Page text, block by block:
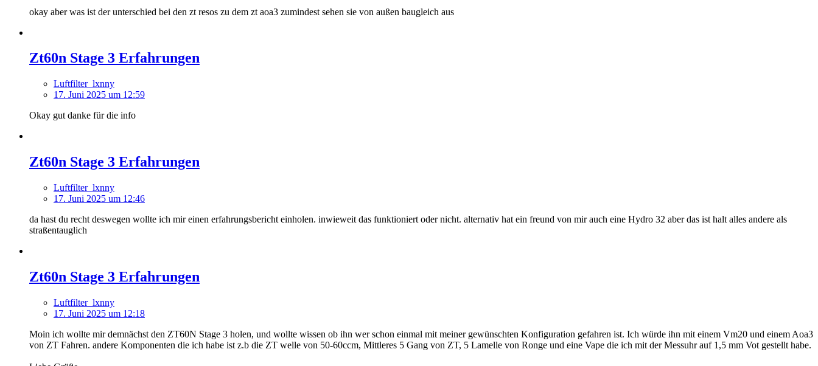
okay aber was ist der unterschied bei den zt resos zu dem zt aoa3 zumindest sehen sie von außen baugleich aus
Zt60n Stage 3 Erfahrungen
Luftfilter_lxnny
17. Juni 2025 um 12:59
Okay gut danke für die info
Zt60n Stage 3 Erfahrungen
Luftfilter_lxnny
17. Juni 2025 um 12:46
da hast du recht deswegen wollte ich mir einen erfahrungsbericht einholen. inwieweit das funktioniert oder nicht. alternativ hat ein freund von mir auch eine Hydro 32 aber das ist halt alles andere als
straßentauglich
Zt60n Stage 3 Erfahrungen
Luftfilter_lxnny
17. Juni 2025 um 12:18
Moin ich wollte mir demnächst den ZT60N Stage 3 holen, und wollte wissen ob ihn wer schon einmal mit meiner gewünschten Konfiguration gefahren ist. Ich würde ihn mit einem Vm20 und einem Aoa3
von ZT Fahren. andere Komponenten die ich habe ist z.b die ZT welle von 50-60ccm, Mittleres 5 Gang von ZT, 5 Lamelle von Ronge und eine Vape die ich mit der Messuhr auf 1,5 mm Vot gestellt habe.